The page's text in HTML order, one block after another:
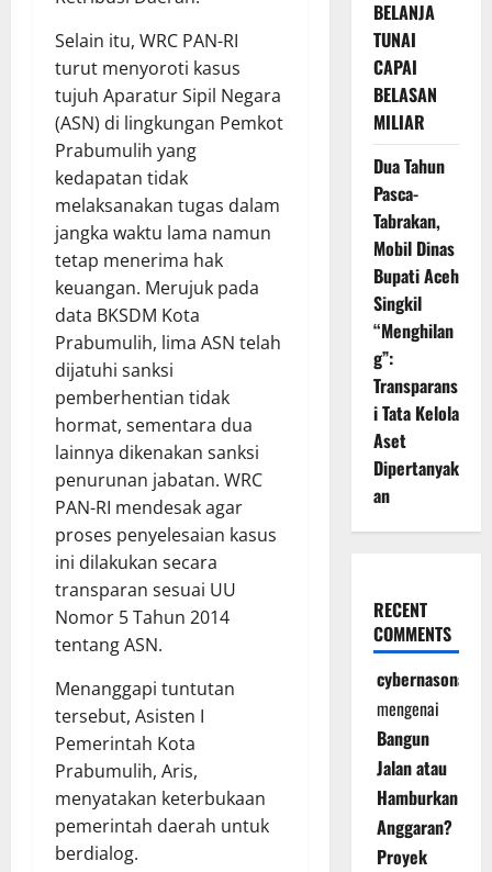
Selain itu, WRC PAN-RI
turut menyoroti kasus
tujuh Aparatur Sipil Negara
(ASN) di lingkungan Pemkot
Prabumulih yang
kedapatan tidak
melaksanakan tugas dalam
jangka waktu lama namun
tetap menerima hak
keuangan. Merujuk pada
data BKSDM Kota
Prabumulih, lima ASN telah
dijatuhi sanksi
pemberhentian tidak
hormat, sementara dua
lainnya dikenakan sanksi
penurunan jabatan. WRC
PAN-RI mendesak agar
proses penyelesaian kasus
ini dilakukan secara
transparan sesuai UU
Nomor 5 Tahun 2014
tentang ASN.
Menanggapi tuntutan
tersebut, Asisten I
Pemerintah Kota
Prabumulih, Aris,
menyatakan keterbukaan
pemerintah daerah untuk
berdialog.
BELANJA
TUNAI
CAPAI
BELASAN
MILIAR
Dua Tahun
Pasca-
Tabrakan,
Mobil Dinas
Bupati Aceh
Singkil
“Menghilan
g”:
Transparans
i Tata Kelola
Aset
Dipertanyak
an
RECENT
COMMENTS
cybernasonal
mengenai
Bangun
Jalan atau
Hamburkan
Anggaran?
Proyek